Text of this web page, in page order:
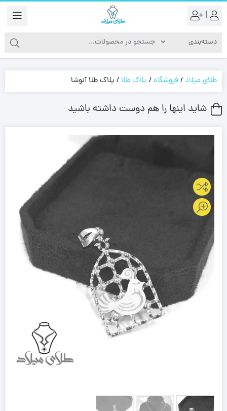
|
طلای میلاد /فروشگاه/ پلاک طلا/ پلاک طلا آنوشا
شاید اینها را هم دوست داشته باشید